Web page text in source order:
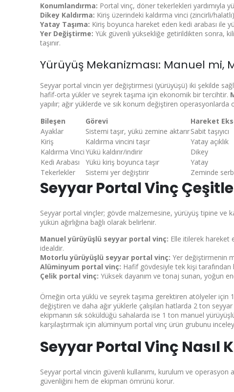
Konumlandırma: Portal vinç, döner tekerlekleri yardımıyla
Dikey Kaldırma: Kiriş üzerindeki kaldırma vinci (zincirli/halatlı)
Yatay Taşıma: Kiriş boyunca hareket eden kedi arabası ile
Yer Değiştirme: Yük güvenli yüksekliğe getirildikten sonra,
taşınır.
Yürüyüş Mekanizması: Manuel mi,
Seyyar portal vincin yer değiştirmesi (yürüyüşü) iki şekilde
hafif-orta yükler ve seyrek taşıma için ekonomik bir tercihtir.
yapılır; ağır yüklerde ve sık konum değiştiren
Bileşen
Görevi
Hareket
Ayaklar
Sistemi taşır, yükü zemine aktarırSabit taşıyıcı
Kiriş
Kaldırma vincini taşır
Yatay açıklık
Kaldırma VinciYükü kaldırır/indirir
Dikey
Kedi Arabası
Yükü kiriş boyunca taşır
Yatay
Tekerlekler
Sistemi yer değiştirir Zeminde
Seyyar Portal Vinç
Seyyar portal vinçler; gövde malzemesine, yürüyüş tipine ve
yükün ağırlığına bağlı olarak belirlenir.
Manuel yürüyüşlü seyyar portal vinç: Elle itilerek hareket
idealdir.
Motorlu yürüyüşlü seyyar portal vinç: Yer değiştirmenin
Alüminyum portal vinç: Hafif gövdesiyle tek kişi tarafından
Çelik portal vinç: Yüksek dayanım ve tonaj sunan, yoğun
Örneğin orta yüklü ve seyrek taşıma gerektiren atölyeler için
değiştiren ve daha ağır yüklerle çalışılan hatlarda 2 ton
ekipmanın sık söküldüğü sahalarda ise 1 ton manuel
karşılaştırmak için alüminyum portal vinç ürün grubunu
Seyyar Portal Vinç Nasıl
Seyyar portal vincin güvenli kullanımı, kurulum ve operasyon
güvenliğini hem de ekipman ömrünü korur.